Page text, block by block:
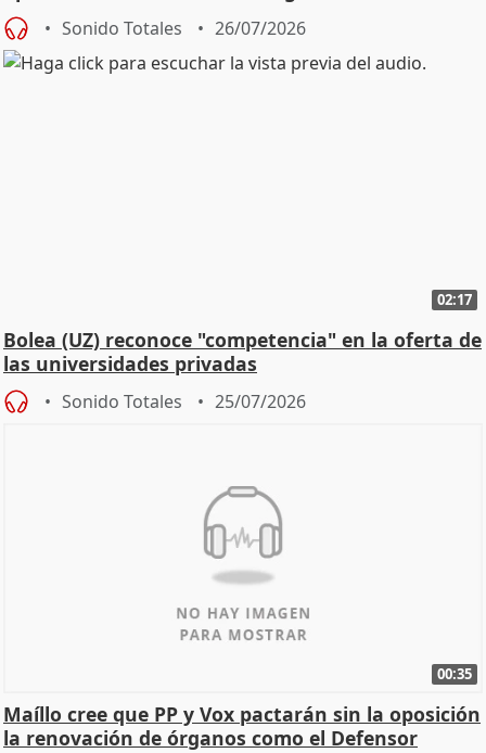
Defensor
Sonido Totales 26/07/2026
02:17
Bolea (UZ) reconoce "competencia" en la oferta de
las universidades privadas
Sonido Totales 25/07/2026
00:35
Maíllo cree que PP y Vox pactarán sin la oposición
la renovación de órganos como el Defensor